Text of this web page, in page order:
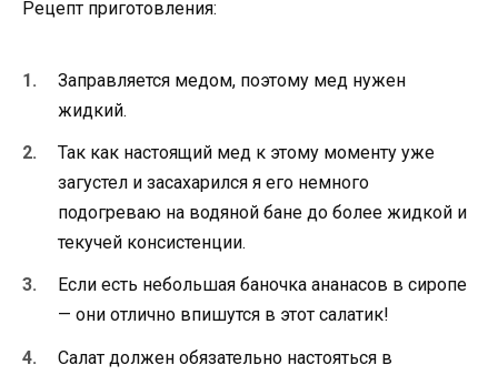
Рецепт приготовления:
Заправляется медом, поэтому мед нужен
жидкий.
Так как настоящий мед к этому моменту уже
загустел и засахарился я его немного
подогреваю на водяной бане до более жидкой и
текучей консистенции.
Если есть небольшая баночка ананасов в сиропе
— они отлично впишутся в этот салатик!
Салат должен обязательно настояться в